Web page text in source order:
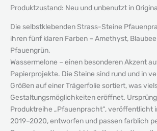
Produktzustand: Neu und unbenutzt in
Die selbstklebenden Strass-Steine
ihren fünf klaren Farben – Amethyst,
Pfauengrün,
Wassermelone – einen besonderen Akzent
Papierprojekte. Die Steine sind rund und in
Größen auf einer Trägerfolie sortiert, was
Gestaltungsmöglichkeiten eröffnet.
Produktreihe „Pfauenpracht“, veröffentlicht
2019–2020, entworfen und passen farblich